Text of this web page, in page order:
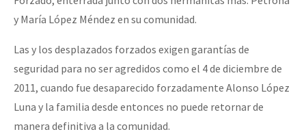
y María López Méndez en su comunidad.
Las y los desplazados forzados exigen garantías de
seguridad para no ser agredidos como el 4 de diciembre de
2011, cuando fue desaparecido forzadamente Alonso López
Luna y la familia desde entonces no puede retornar de
manera definitiva a la comunidad.